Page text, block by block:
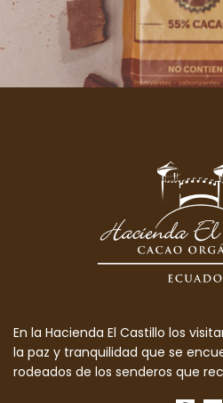
En la Hacienda El Castillo los
la paz y tranquilidad que se
rodeados de los senderos que